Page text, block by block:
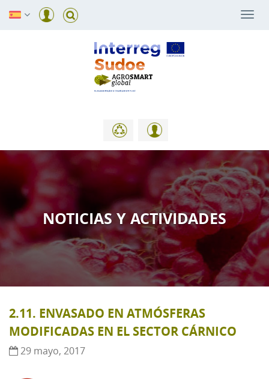
NOTICIAS Y ACTIVIDADES
2.11. ENVASADO EN ATMÓSFERAS
MODIFICADAS EN EL SECTOR CÁRNICO
29 mayo, 2017